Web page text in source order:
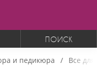
ПОИСК
и педикюра Все